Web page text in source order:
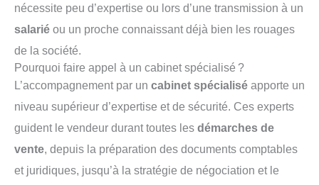
nécessite peu d’expertise ou lors d’une transmission à un
salarié ou un proche connaissant déjà bien les rouages
de la société.
Pourquoi faire appel à un cabinet spécialisé ?
L’accompagnement par un cabinet spécialisé apporte un
niveau supérieur d’expertise et de sécurité. Ces experts
guident le vendeur durant toutes les démarches de
vente, depuis la préparation des documents comptables
et juridiques, jusqu’à la stratégie de négociation et le